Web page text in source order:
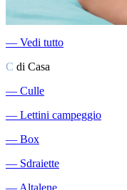
― Vedi tutto
C di Casa
― Culle
― Lettini campeggio
― Box
― Sdraiette